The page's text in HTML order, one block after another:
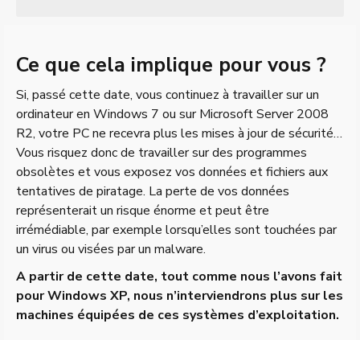
Ce que cela implique pour vous ?
Si, passé cette date, vous continuez à travailler sur un
ordinateur en Windows 7 ou sur Microsoft Server 2008
R2, votre PC ne recevra plus les mises à jour de sécurité…
Vous risquez donc de travailler sur des programmes
obsolètes et vous exposez vos données et fichiers aux
tentatives de piratage. La perte de vos données
représenterait un risque énorme et peut être
irrémédiable, par exemple lorsqu’elles sont touchées par
un virus ou visées par un malware.
A partir de cette date, tout comme nous l’avons fait
pour Windows XP, nous n’interviendrons plus sur les
machines équipées de ces systèmes d’exploitation.